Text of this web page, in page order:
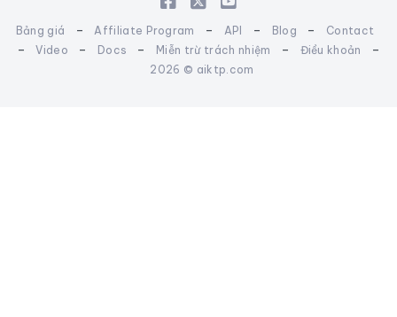
Bảng giá - Affiliate Program - API - Blog - Contact
- Video - Docs - Miễn trừ trách nhiệm - Điều khoản -
2026 © aiktp.com